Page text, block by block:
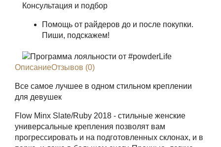
Консультация и подбор
Помощь от райдеров до и после покупки.
Пиши, подскажем!
ОписаниеОтзывов (0)
Все самое лучшее в одном стильном креплении
для девушек
Flow Minx Slate/Ruby 2018 - cтильные женские
универсальные крепления позволят вам
прогрессировать и на подготовленных склонах, и в